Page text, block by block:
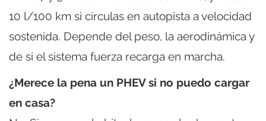
10 l/100 km si circulas en autopista a velocidad
sostenida. Depende del peso, la aerodinámica y
de si el sistema fuerza recarga en marcha.
¿Merece la pena un PHEV si no puedo cargar
en casa?